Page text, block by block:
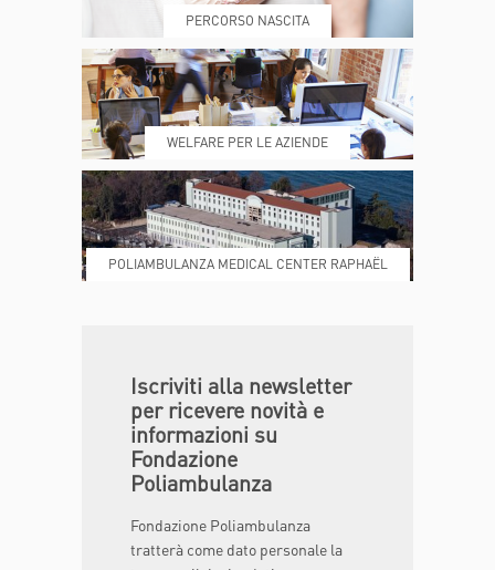
raccomandazioni diagnostiche e
terapeutiche in epilettologia” -
Regione Lombardia.
REFERTI REPARTI
DONA ORA MAGAZINE
PERCORSO NASCITA
WELFARE PER LE AZIENDE
POLIAMBULANZA MEDICAL CENTER RAPHAËL
Iscriviti alla newsletter
per ricevere novità e
informazioni su
Fondazione
Poliambulanza
Fondazione Poliambulanza
tratterà come dato personale la